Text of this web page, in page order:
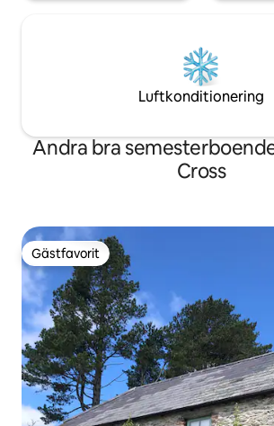
Luftkonditionering
Andra bra
Cross
Gästfavorit
Gästfavorit